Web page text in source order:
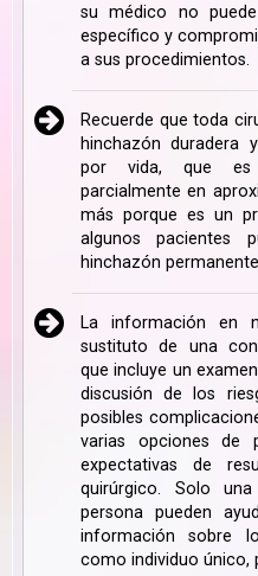
su médico no
específico y
a sus procedimientos.
Recuerde que toda
hinchazón duradera
por vida, que es
parcialmente en
más porque es un
algunos pacientes
hinchazón
La información en
sustituto de una
que incluye un
discusión de los
posibles
varias opciones de
expectativas de
quirúrgico. Solo
persona pueden
información sobre
como individuo único,